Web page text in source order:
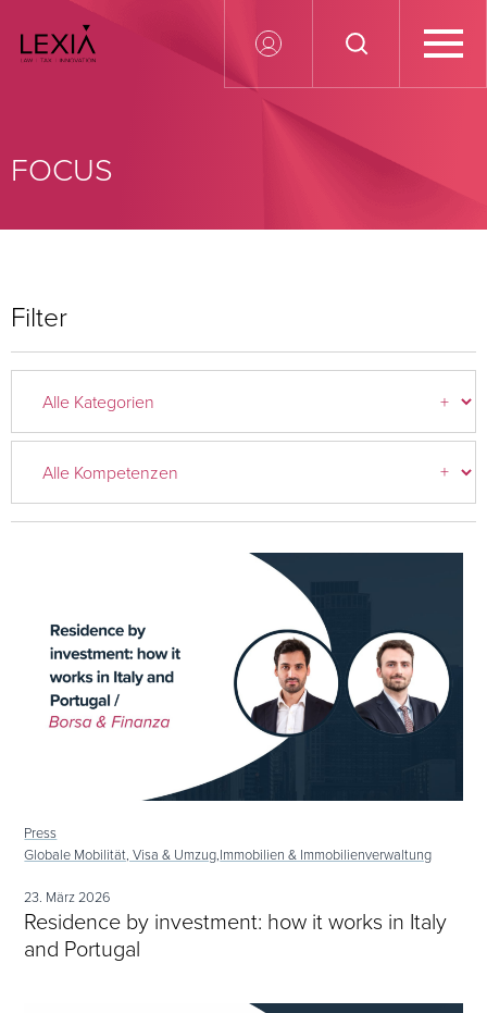
FOCUS
Filter
Press
Globale Mobilität, Visa & Umzug,Immobilien & Immobilienverwaltung
23. März 2026
Residence by investment: how it works in Italy
and Portugal